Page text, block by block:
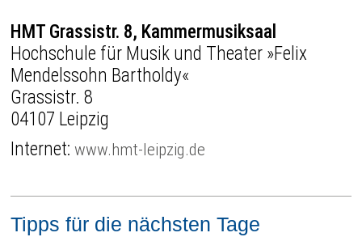
HMT Grassistr. 8, Kammermusiksaal
Hochschule für Musik und Theater »Felix
Mendelssohn Bartholdy«
Grassistr. 8
04107 Leipzig
Internet:www.hmt-leipzig.de
Tipps für die nächsten Tage